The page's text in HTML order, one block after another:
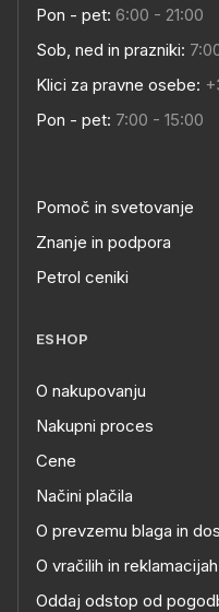
Pon - pet: 6:00 - 21:00
Sob, ned in prazniki:
Klici za pravne osebe:
Pon - pet: 7:00 - 15:00
Pomoč in svetovanje
Znanje in podpora
Petrol ceniki
ESHOP
O nakupovanju
Nakupni proces
Cene
Načini plačila
O prevzemu blaga in
O vračilih in reklamacijah
Oddaj odstop od